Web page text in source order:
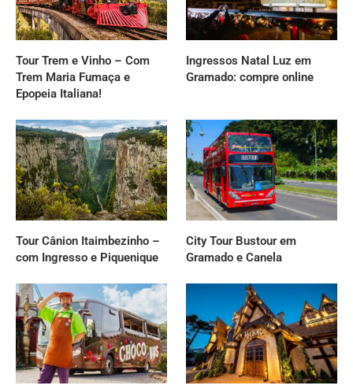
Tour Trem e Vinho – Com
Trem Maria Fumaça e
Epopeia Italiana!
Ingressos Natal Luz em
Gramado: compre online
Tour Cânion Itaimbezinho –
com Ingresso e Piquenique
City Tour Bustour em
Gramado e Canela